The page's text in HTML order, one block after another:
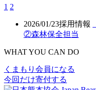
1 2
2026/01/23採用情報
②森林保全担当
WHAT YOU CAN DO
くまもり会員になる
今回だけ寄付する